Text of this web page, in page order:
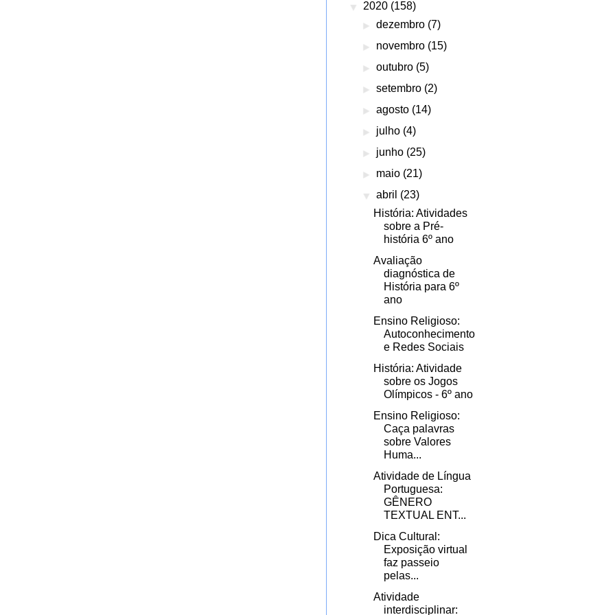
▼ 2020 (158)
► dezembro (7)
► novembro (15)
► outubro (5)
► setembro (2)
► agosto (14)
► julho (4)
► junho (25)
► maio (21)
▼ abril (23)
História: Atividades
sobre a Pré-
história 6º ano
Avaliação
diagnóstica de
História para 6º
ano
Ensino Religioso:
Autoconhecimento
e Redes Sociais
História: Atividade
sobre os Jogos
Olímpicos - 6º ano
Ensino Religioso:
Caça palavras
sobre Valores
Huma...
Atividade de Língua
Portuguesa:
GÊNERO
TEXTUAL ENT...
Dica Cultural:
Exposição virtual
faz passeio
pelas...
Atividade
interdisciplinar: